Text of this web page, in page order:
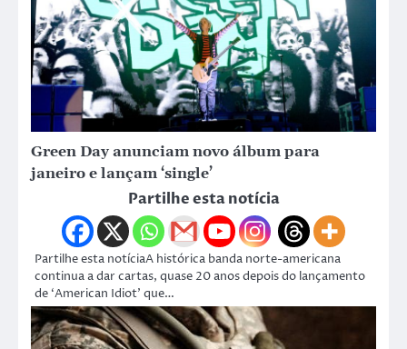
Green Day anunciam novo álbum para
janeiro e lançam ‘single’
Partilhe esta notícia
Partilhe esta notíciaA histórica banda norte-americana
continua a dar cartas, quase 20 anos depois do lançamento
de ‘American Idiot’ que…